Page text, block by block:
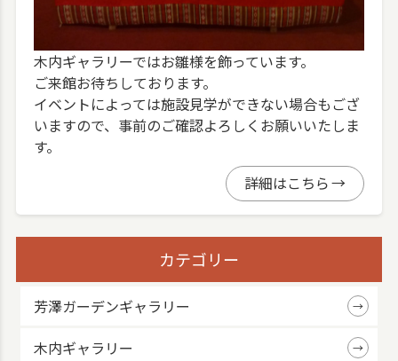
木内ギャラリーではお雛様を飾っています。
ご来館お待ちしております。
イベントによっては施設見学ができない場合もござ
いますので、事前のご確認よろしくお願いいたしま
す。
詳細はこちら
カテゴリー
芳澤ガーデンギャラリー
木内ギャラリー